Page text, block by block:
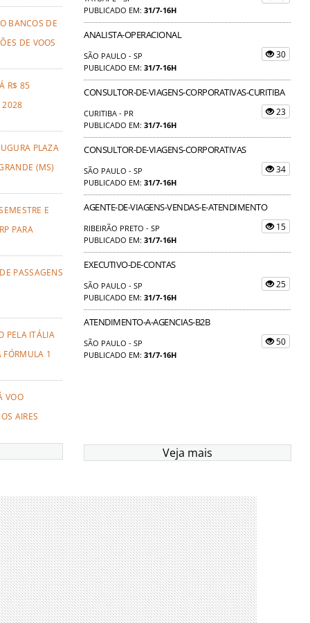
BANCOS DE
DE VOOS
R$ 85
2028
PLAZA
(MS)
E
PARA
PASSAGENS
PELA ITÁLIA
FÓRMULA 1
VOO
AIRES
PUBLICADO EM: 31/7-16H
ANALISTA-OPERACIONAL
SÃO PAULO - SP
PUBLICADO EM: 31/7-16H
30
CONSULTOR-DE-VIAGENS-CORPORATIVAS-CURITIBA
CURITIBA - PR
PUBLICADO EM: 31/7-16H
23
CONSULTOR-DE-VIAGENS-CORPORATIVAS
SÃO PAULO - SP
PUBLICADO EM: 31/7-16H
34
AGENTE-DE-VIAGENS-VENDAS-E-ATENDIMENTO
RIBEIRÃO PRETO - SP
PUBLICADO EM: 31/7-16H
15
EXECUTIVO-DE-CONTAS
SÃO PAULO - SP
PUBLICADO EM: 31/7-16H
25
ATENDIMENTO-A-AGENCIAS-B2B
SÃO PAULO - SP
PUBLICADO EM: 31/7-16H
50
Veja mais